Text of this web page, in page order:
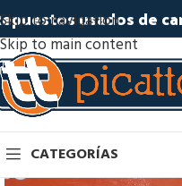
Skip to navigation
Skip to main content
usados de
CATEGORÍAS